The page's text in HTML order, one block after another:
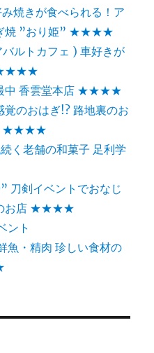
み焼きが食べられる！ア
ぎ焼 ”おり姫” ★★★★
ルトカフェ ) 車好きが
★★★★
中 香雲堂本店 ★★★★
覚のおはぎ!? 路地裏のお
★★★★
く老舗の和菓子 足利学
刀剣イベントでおなじ
のお店 ★★★★
ント
魚・精肉 珍しい食材の